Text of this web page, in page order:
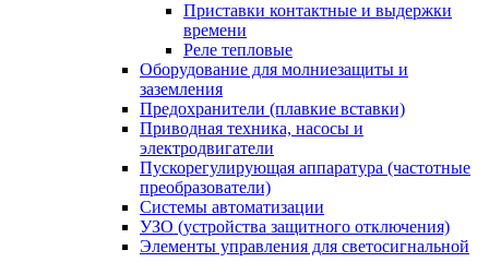
Приставки контактные и выдержки
времени
Реле тепловые
Оборудование для молниезащиты и
заземления
Предохранители (плавкие вставки)
Приводная техника, насосы и
электродвигатели
Пускорегулирующая аппаратура (частотные
преобразователи)
Системы автоматизации
УЗО (устройства защитного отключения)
Элементы управления для светосигнальной